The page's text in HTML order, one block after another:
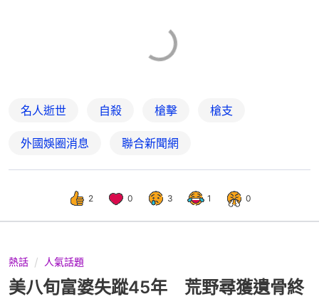
名人逝世 自殺 槍擊 槍支
外國娛圈消息 聯合新聞網
2 0 3 1 0
熱話 人氣話題
美八旬富婆失蹤45年 荒野尋獲遺骨終